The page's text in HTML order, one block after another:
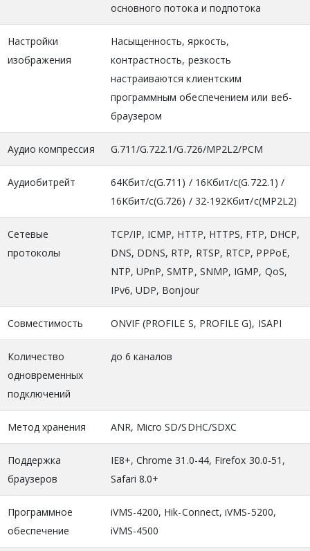
основного потока и подпотока
Настройки
изображения
Насыщенность, яркость,
контрастность, резкость
настраиваются клиентским
программным обеспечением или веб-
браузером
Аудио компрессия G.711/G.722.1/G.726/MP2L2/PCM
Аудиобитрейт
64Kбит/с(G.711) / 16Kбит/с(G.722.1) /
16Kбит/с(G.726) / 32-192Kбит/с(MP2L2)
Сетевые
протоколы
TCP/IP, ICMP, HTTP, HTTPS, FTP, DHCP,
DNS, DDNS, RTP, RTSP, RTCP, PPPoE,
NTP, UPnP, SMTP, SNMP, IGMP, QoS,
IPv6, UDP, Bonjour
Совместимость ONVIF (PROFILE S, PROFILE G), ISAPI
Количество
одновременных
подключений
до 6 каналов
Метод хранения ANR, Micro SD/SDHC/SDXC
Поддержка
браузеров
IE8+, Chrome 31.0-44, Firefox 30.0-51,
Safari 8.0+
Программное
обеспечение
iVMS-4200, Hik-Connect, iVMS-5200,
iVMS-4500